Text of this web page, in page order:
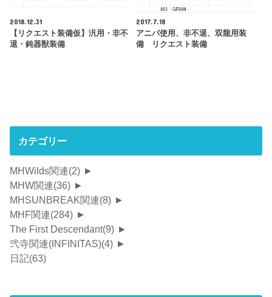
2018.12.31
【リクエスト装備仮】汎用・非不
退・鈍器獣装備
2017.7.18
アニバ使用、非不退、双龍用装
備 リクエスト装備
カテゴリー
MHWilds関連(2) ►
MHW関連(36) ►
MHSUNBREAK関連(8) ►
MHF関連(284) ►
The First Descendant(9) ►
弐寺関連(INFINITAS)(4) ►
日記(63)